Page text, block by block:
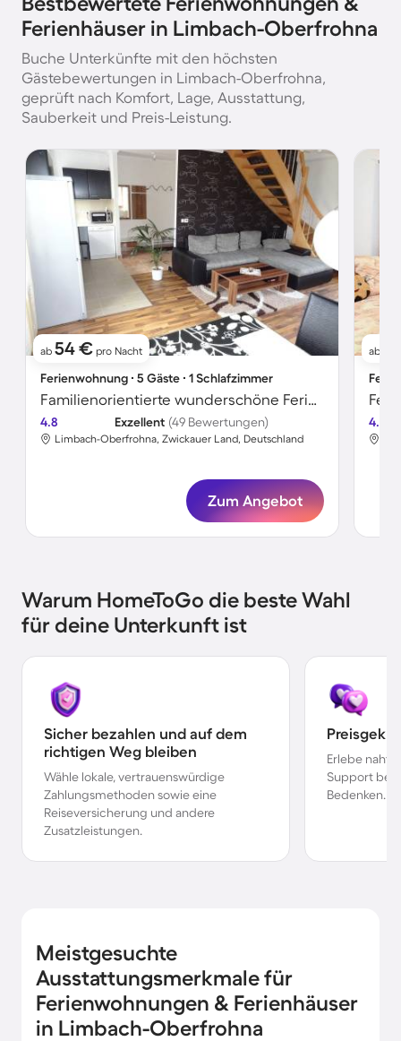
Ferienhäuser in Limbach-Oberfrohna
Buche Unterkünfte mit den höchsten
Gästebewertungen in Limbach-Oberfrohna,
geprüft nach Komfort, Lage, Ausstattung,
Sauberkeit und Preis-Leistung.
ab 54 € pro Nacht
Ferienwohnung ∙ 5 Gäste ∙ 1 Schlafzimmer
Familienorientierte wunderschöne Ferienwohnung mit Grill und Garten
4.8 Exzellent (49 Bewertungen)
Limbach-Oberfrohna, Zwickauer Land, Deutschland
Zum Angebot
ab
4.8
Warum HomeToGo die beste Wahl
für deine Unterkunft ist
Sicher bezahlen und auf dem
richtigen Weg bleiben
Wähle lokale, vertrauenswürdige
Zahlungsmethoden sowie eine
Reiseversicherung und andere
Zusatzleistungen.
Erlebe
Support bei
Bedenken.
Meistgesuchte
Ausstattungsmerkmale für
Ferienwohnungen & Ferienhäuser
in Limbach-Oberfrohna